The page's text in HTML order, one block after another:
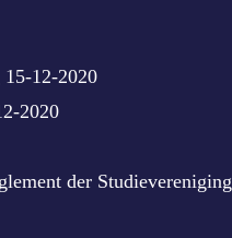
12-2020
2020
der Studievereniging